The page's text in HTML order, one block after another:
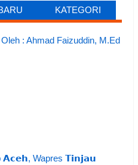
KATEGORI
: Ahmad Faizuddin, M.Ed
𝗔𝗰𝗲𝗵, Wapres 𝗧𝗶𝗻𝗷𝗮𝘂